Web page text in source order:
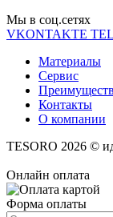
Мы в соц.cетях
VKONTAKTE
Материалы
Сервис
Контакты
О компании
TESORO 2026 ©
Онлайн оплата
Форма оплаты